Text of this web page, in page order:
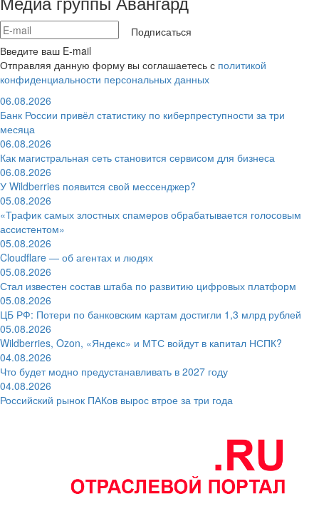
Подписаться
Введите ваш E-mail
Отправляя данную форму вы соглашаетесь с политикой
конфиденциальности персональных данных
06.08.2026
Банк России привёл статистику по киберпреступности за три
месяца
06.08.2026
Как магистральная сеть становится сервисом для бизнеса
06.08.2026
У Wildberries появится свой мессенджер?
05.08.2026
«Трафик самых злостных спамеров обрабатывается голосовым
ассистентом»
05.08.2026
Cloudflare — об агентах и людях
05.08.2026
Стал известен состав штаба по развитию цифровых платформ
05.08.2026
ЦБ РФ: Потери по банковским картам достигли 1,3 млрд рублей
05.08.2026
Wildberries, Ozon, «Яндекс» и МТС войдут в капитал НСПК?
04.08.2026
Что будет модно предустанавливать в 2027 году
04.08.2026
Российский рынок ПАКов вырос втрое за три года